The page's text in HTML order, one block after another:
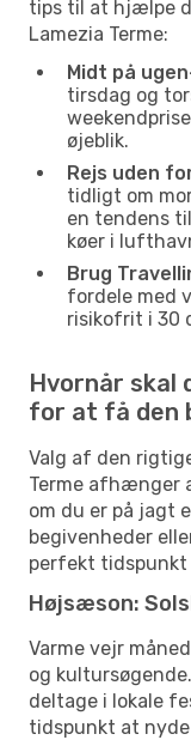
tips til at hjælpe
Lamezia Terme:
Midt på
tirsdag og
øjeblik.
Rejs uden
tidligt om
en tendens
køer i
Brug
fordele med
risikofrit i 30
Hvornår skal
for at få den
Valg af den
Terme afhænger
om du er på jagt
begivenheder
perfekt
Højsæson:
Varme vejr
og
deltage i lokale
tidspunkt at